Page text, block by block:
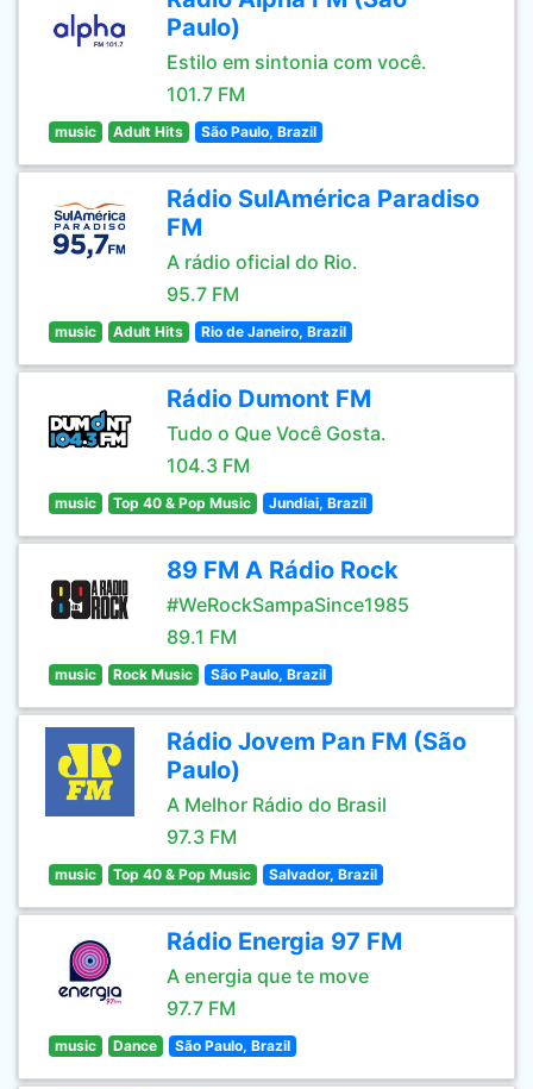
Paulo)
Estilo em sintonia com você.
101.7 FM
music Adult Hits São Paulo, Brazil
Rádio SulAmérica Paradiso
FM
A rádio oficial do Rio.
95.7 FM
music Adult Hits Rio de Janeiro, Brazil
Rádio Dumont FM
Tudo o Que Você Gosta.
104.3 FM
music Top 40 & Pop Music Jundiai, Brazil
89 FM A Rádio Rock
#WeRockSampaSince1985
89.1 FM
music Rock Music São Paulo, Brazil
Rádio Jovem Pan FM (São
Paulo)
A Melhor Rádio do Brasil
97.3 FM
music Top 40 & Pop Music Salvador, Brazil
Rádio Energia 97 FM
A energia que te move
97.7 FM
music Dance São Paulo, Brazil